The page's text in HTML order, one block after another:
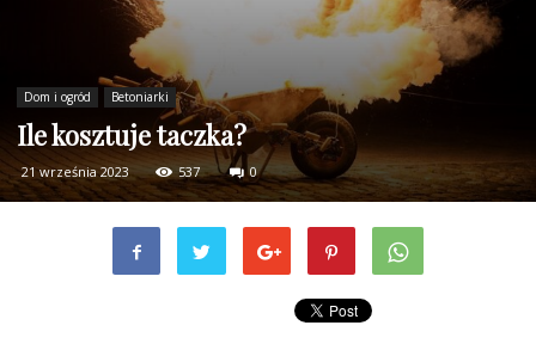
Dom i ogród Betoniarki
Ile kosztuje taczka?
21 września 2023 537 0